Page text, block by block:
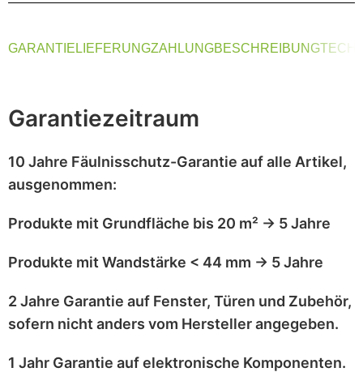
GARANTIELIEFERUNGZAHLUNGBESCHREIBUNG
Garantiezeitraum
10 Jahre Fäulnisschutz-Garantie auf alle Artikel,
ausgenommen:
Produkte mit Grundfläche bis 20 m² → 5 Jahre
Produkte mit Wandstärke < 44 mm → 5 Jahre
2 Jahre Garantie auf Fenster, Türen und Zubehör,
sofern nicht anders vom Hersteller angegeben.
1 Jahr Garantie aufelektronische Komponenten.